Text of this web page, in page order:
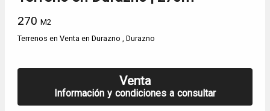
270 M2
Terrenos en Venta en Durazno , Durazno
Venta
Información y condiciones a consultar